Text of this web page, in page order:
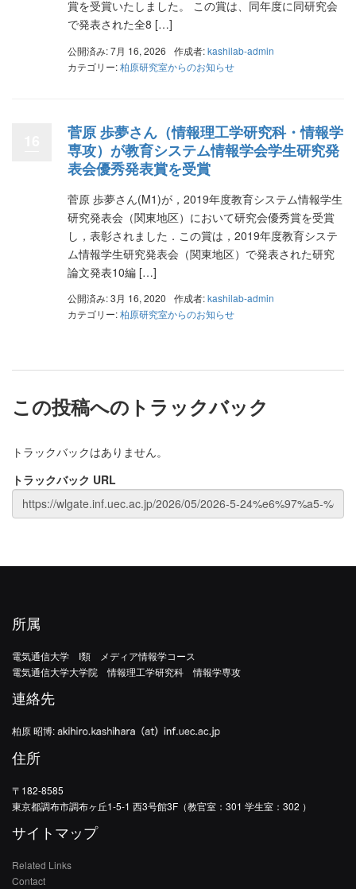
賞を受賞いたしました。 この賞は、同年度に同研究会
で発表された全8 […]
公開済み: 7月 16, 2026 作成者:kashilab-admin
カテゴリー:柏原研究室からのお知らせ
菅原 歩夢さん（情報理工学研究科・情報学
専攻）が教育システム情報学会学生研究発
表会優秀発表賞を受賞
菅原 歩夢さん(M1)が，2019年度教育システム情報学生
研究発表会（関東地区）において研究会優秀賞を受賞
し，表彰されました．この賞は，2019年度教育システ
ム情報学生研究発表会（関東地区）で発表された研究
論文発表10編 […]
公開済み: 3月 16, 2020 作成者:kashilab-admin
カテゴリー:柏原研究室からのお知らせ
この投稿へのトラックバック
トラックバックはありません。
トラックバック URL
所属
電気通信大学 I類 メディア情報学コース
電気通信大学大学院 情報理工学研究科 情報学専攻
連絡先
柏原 昭博:
住所
〒182-8585
東京都調布市調布ヶ丘1-5-1 西3号館3F（教官室：301 学生室：302 ）
サイトマップ
Related Links
Contact